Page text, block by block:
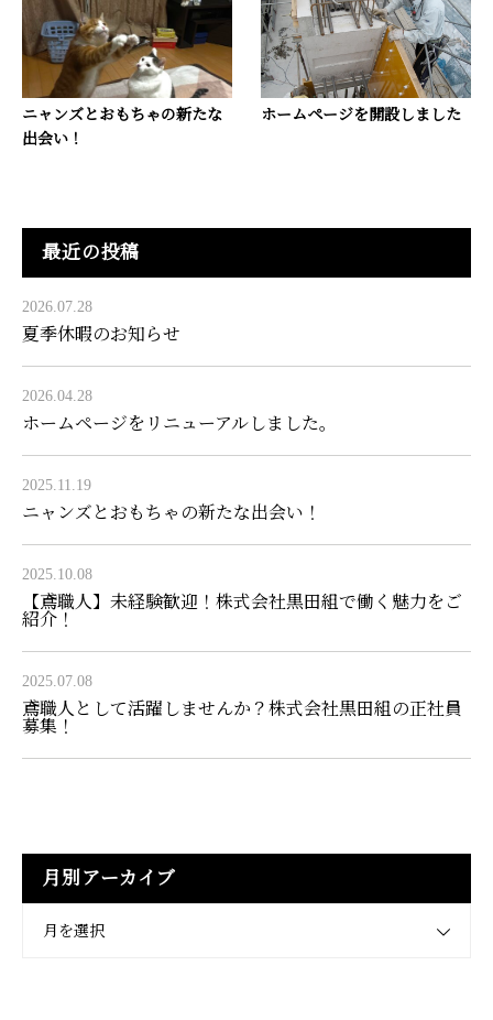
ニャンズとおもちゃの新たな
出会い！
ホームページを開設しました
最近の投稿
2026.07.28
夏季休暇のお知らせ
2026.04.28
ホームページをリニューアルしました。
2025.11.19
ニャンズとおもちゃの新たな出会い！
2025.10.08
【鳶職人】未経験歓迎！株式会社黒田組で働く魅力をご
紹介！
2025.07.08
鳶職人として活躍しませんか？株式会社黒田組の正社員
募集！
月別アーカイブ
月を選択